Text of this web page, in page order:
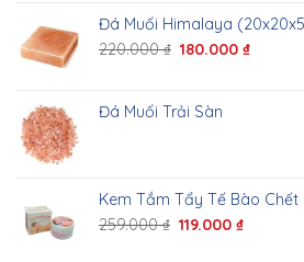
Đá Muối Himalaya
220.000₫ 180.000₫
Đá Muối Trải Sàn
Kem Tắm Tẩy Tế Bào
259.000₫ 119.000₫